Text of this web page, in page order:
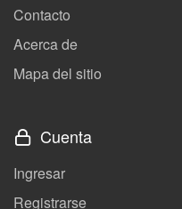
Contacto
Acerca de
Mapa del sitio
Cuenta
Ingresar
Registrarse